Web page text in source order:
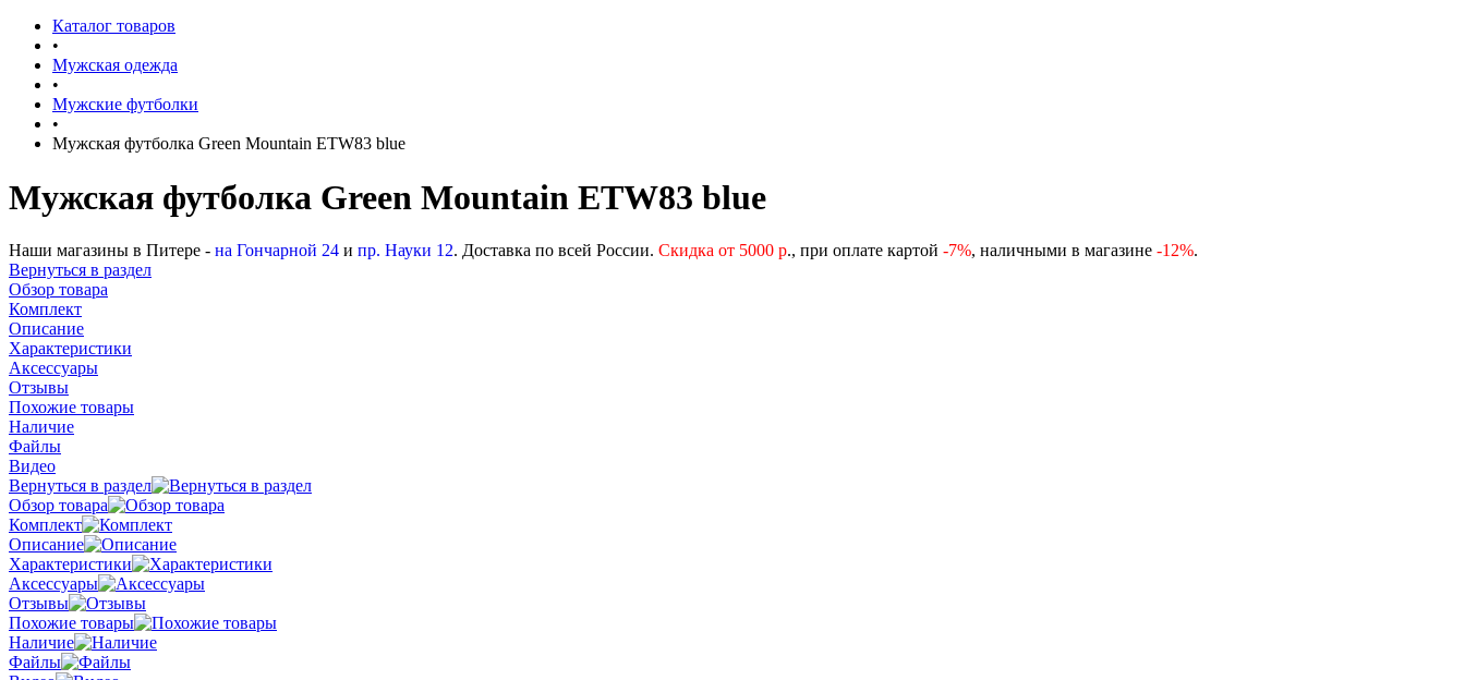
Каталог товаров
•
Мужская одежда
•
Мужские футболки
•
Мужская футболка Green Mountain ETW83 blue
Мужская футболка Green Mountain ETW83 blue
Наши магазины в Питере - на Гончарной 24 и пр. Науки 12. Доставка по всей России. Скидка от 5000 р., при оплате картой -7%, наличными в магазине -12%.
Вернуться в раздел
Обзор товара
Комплект
Описание
Характеристики
Аксессуары
Отзывы
Похожие товары
Наличие
Файлы
Видео
Вернуться в раздел
Обзор товара
Комплект
Описание
Характеристики
Аксессуары
Отзывы
Похожие товары
Наличие
Файлы